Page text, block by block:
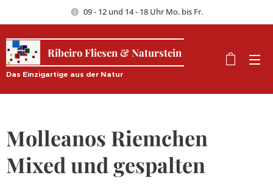
09 - 12 und 14 - 18 Uhr Mo. bis Fr.
Ribeiro Fliesen & Naturstein
Das Einzigartige aus der Natur
Molleanos Riemchen
Mixed und gespalten